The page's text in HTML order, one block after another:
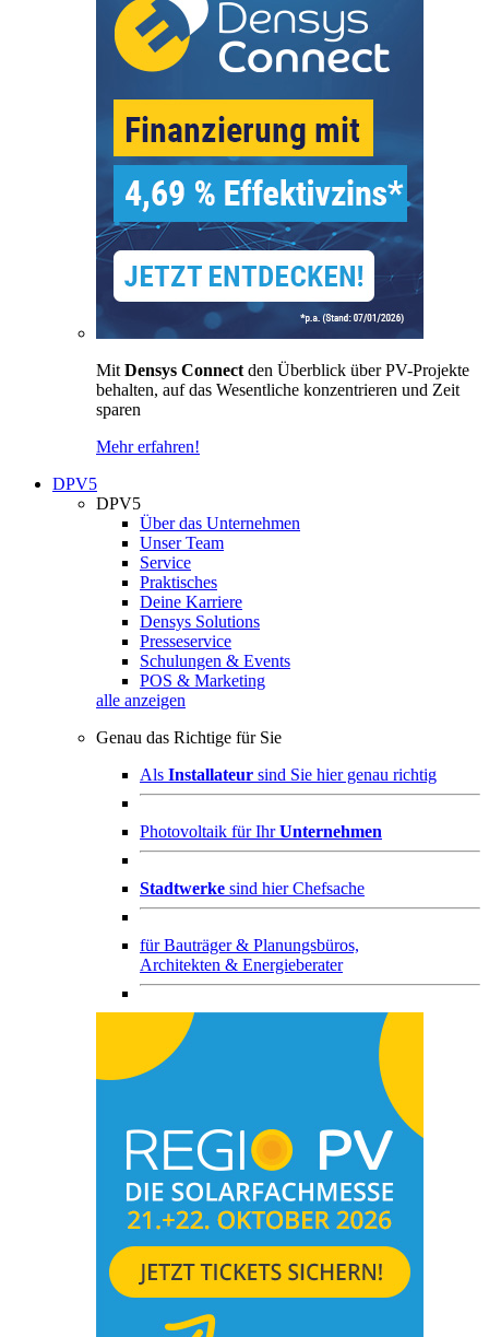
Mit Densys Connect den Überblick über PV-Projekte
behalten, auf das Wesentliche konzentrieren und Zeit
sparen
Mehr erfahren!
DPV5
DPV5
Über das Unternehmen
Unser Team
Service
Praktisches
Deine Karriere
Densys Solutions
Presseservice
Schulungen & Events
POS & Marketing
alle anzeigen
Genau das Richtige für Sie
Als Installateur sind Sie hier genau richtig
Photovoltaik für IhrUnternehmen
Stadtwerke sind hier Chefsache
fürBauträger & Planungsbüros,
Architekten & Energieberater